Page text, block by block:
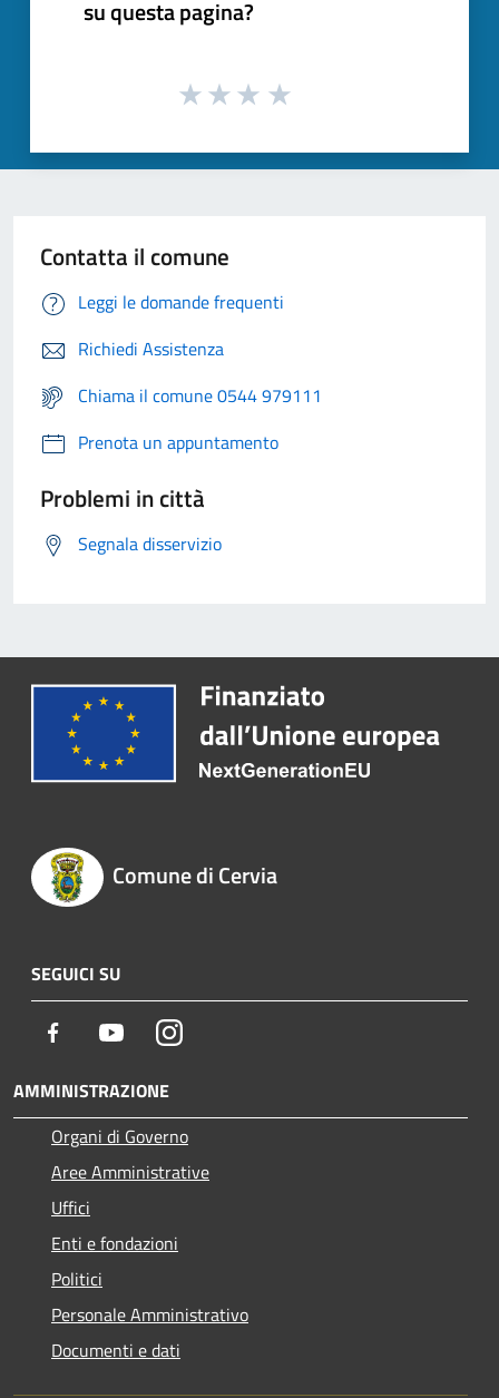
su questa pagina?
Contatta il comune
Leggi le domande frequenti
Richiedi Assistenza
Chiama il comune 0544 979111
Prenota un appuntamento
Problemi in città
Segnala disservizio
Comune di Cervia
SEGUICI SU
Facebook YoutubeInstagram
AMMINISTRAZIONE
Organi di Governo
Aree Amministrative
Uffici
Enti e fondazioni
Politici
Personale Amministrativo
Documenti e dati